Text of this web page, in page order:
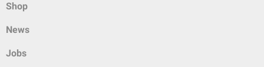
Shop
News
Jobs